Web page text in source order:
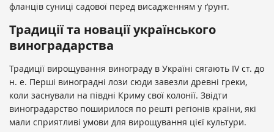
фланців суниці садової перед висадженням у ґрунт.
Традиції та новації українського
виноградарства
Традиції вирощування винограду в Україні сягають IV ст. до
н. е. Перші виноградні лози сюди завезли древні греки,
коли заснували на півдні Криму свої колонії. Звідти
виноградарство поширилося по решті регіонів країни, які
мали сприятливі умови для вирощування цієї культури.